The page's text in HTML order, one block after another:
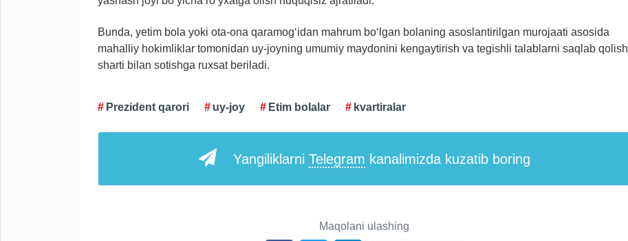
Bunda, yetim bola yoki ota-ona qaramog‘idan mahrum bo‘lgan bolaning asoslantirilgan murojaati asosida
mahalliy hokimliklar tomonidan uy-joyning umumiy maydonini kengaytirish va tegishli talablarni saqlab qolish
sharti bilan sotishga ruxsat beriladi.
Prezident qarori uy-joy Etim bolalar kvartiralar
Yangiliklarni Telegram kanalimizda kuzatib boring
Maqolani ulashing